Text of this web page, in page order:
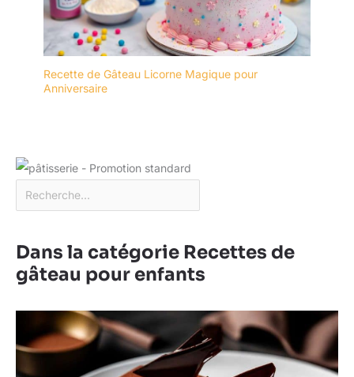
fête des pères
EMBALLAGE: Un
emballage bien conçu
protège la vaisselle en
toute sécurité pendant le
Recette de Gâteau Licorne Magique pour
Anniversaire
Dans la catégorie Recettes de
gâteau pour enfants